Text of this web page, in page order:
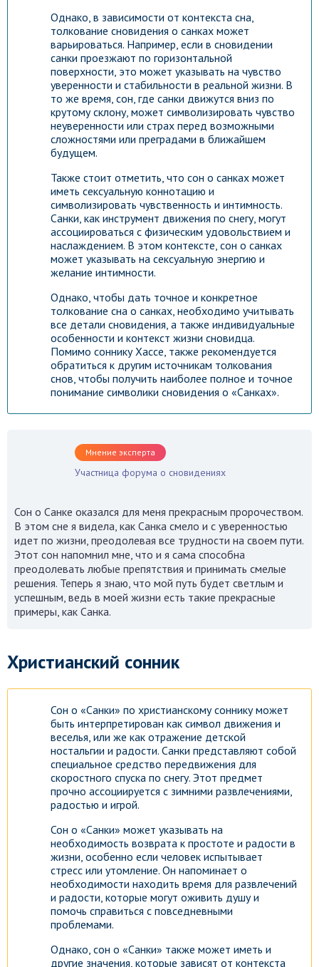
Узнай что ждет тебя уже
Однако, в зависимости от контекста сна,
толкование сновидения о санках может
варьироваться. Например, если в сновидении
санки проезжают по горизонтальной
поверхности, это может указывать на чувство
уверенности и стабильности в реальной жизни. В
то же время, сон, где санки движутся вниз по
крутому склону, может символизировать чувство
неуверенности или страх перед возможными
сложностями или преградами в ближайшем
будущем.
Также стоит отметить, что сон о санках может
иметь сексуальную коннотацию и
символизировать чувственность и интимность.
Санки, как инструмент движения по снегу, могут
ассоциироваться с физическим удовольствием и
наслаждением. В этом контексте, сон о санках
может указывать на сексуальную энергию и
желание интимности.
Однако, чтобы дать точное и конкретное
толкование сна о санках, необходимо учитывать
все детали сновидения, а также индивидуальные
особенности и контекст жизни сновидца.
Помимо соннику Хассе, также рекомендуется
обратиться к другим источникам толкования
снов, чтобы получить наиболее полное и точное
понимание символики сновидения о «Санках».
Мнение эксперта
Участница форума о сновидениях
Сон о Санке оказался для меня прекрасным пророчеством.
В этом сне я видела, как Санка смело и с уверенностью
идет по жизни, преодолевая все трудности на своем пути.
Этот сон напомнил мне, что и я сама способна
преодолевать любые препятствия и принимать смелые
решения. Теперь я знаю, что мой путь будет светлым и
успешным, ведь в моей жизни есть такие прекрасные
примеры, как Санка.
Христианский сонник
Сон о «Санки» по христианскому соннику может
быть интерпретирован как символ движения и
веселья, или же как отражение детской
ностальгии и радости. Санки представляют собой
специальное средство передвижения для
скоростного спуска по снегу. Этот предмет
прочно ассоциируется с зимними развлечениями,
радостью и игрой.
Сон о «Санки» может указывать на
необходимость возврата к простоте и радости в
жизни, особенно если человек испытывает
стресс или утомление. Он напоминает о
необходимости находить время для развлечений
и радости, которые могут оживить душу и
помочь справиться с повседневными
проблемами.
Однако, сон о «Санки» также может иметь и
другие значения, которые зависят от контекста